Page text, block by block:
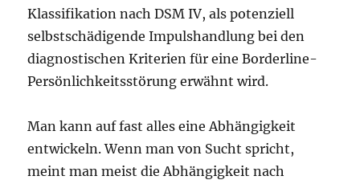
Klassifikation nach DSM IV, als potenziell
selbstschädigende Impulshandlung bei den
diagnostischen Kriterien für eine Borderline-
Persönlichkeitsstörung erwähnt wird.
Man kann auf fast alles eine Abhängigkeit
entwickeln. Wenn man von Sucht spricht,
meint man meist die Abhängigkeit nach